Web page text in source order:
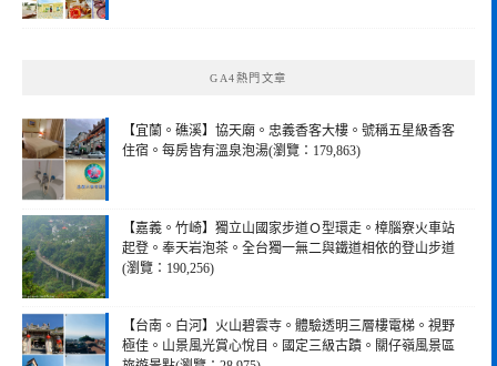
GA4熱門文章
【宜蘭。礁溪】協天廟。忠義香客大樓。號稱五星級香客
住宿。每房皆有溫泉泡湯(瀏覽：179,863)
【嘉義。竹崎】獨立山國家步道Ｏ型環走。樟腦寮火車站
起登。奉天岩泡茶。全台獨一無二與鐵道相依的登山步道
(瀏覽：190,256)
【台南。白河】火山碧雲寺。體驗透明三層樓電梯。視野
極佳。山景風光賞心悅目。國定三級古蹟。關仔嶺風景區